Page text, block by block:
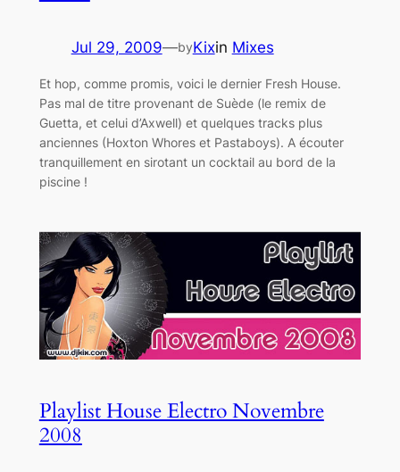
Jul 29, 2009—byKixin Mixes
Et hop, comme promis, voici le dernier Fresh House.
Pas mal de titre provenant de Suède (le remix de
Guetta, et celui d’Axwell) et quelques tracks plus
anciennes (Hoxton Whores et Pastaboys). A écouter
tranquillement en sirotant un cocktail au bord de la
piscine !
Playlist House Electro Novembre
2008